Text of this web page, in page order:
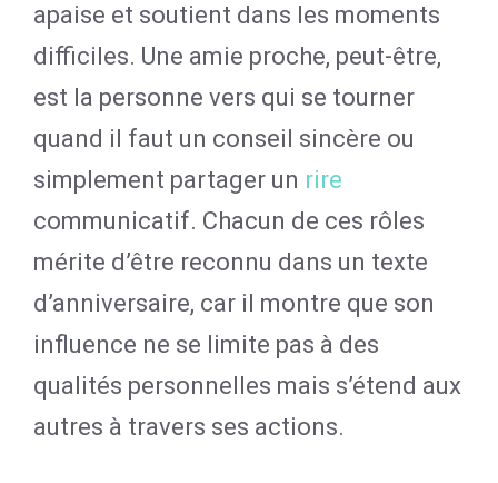
apaise et soutient dans les moments
difficiles. Une amie proche, peut-être,
est la personne vers qui se tourner
quand il faut un conseil sincère ou
simplement partager un rire
communicatif. Chacun de ces rôles
mérite d’être reconnu dans un texte
d’anniversaire, car il montre que son
influence ne se limite pas à des
qualités personnelles mais s’étend aux
autres à travers ses actions.